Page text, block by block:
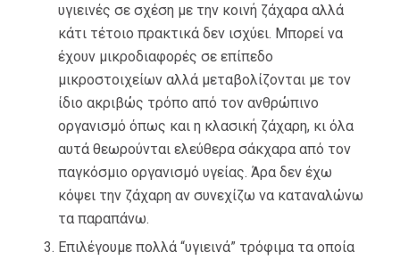
υγιεινές σε σχέση με την κοινή ζάχαρα αλλά
κάτι τέτοιο πρακτικά δεν ισχύει. Μπορεί να
έχουν μικροδιαφορές σε επίπεδο
μικροστοιχείων αλλά μεταβολίζονται με τον
ίδιο ακριβώς τρόπο από τον ανθρώπινο
οργανισμό όπως και η κλασική ζάχαρη, κι όλα
αυτά θεωρούνται ελεύθερα σάκχαρα από τον
παγκόσμιο οργανισμό υγείας. Άρα δεν έχω
κόψει την ζάχαρη αν συνεχίζω να καταναλώνω
τα παραπάνω.
Επιλέγουμε πολλά “υγιεινά” τρόφιμα τα οποία